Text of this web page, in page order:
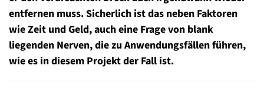
entfernen muss. Sicherlich ist das neben Faktoren
wie Zeit und Geld, auch eine Frage von blank
liegenden Nerven, die zu Anwendungsfällen führen,
wie es in diesem Projekt der Fall ist.